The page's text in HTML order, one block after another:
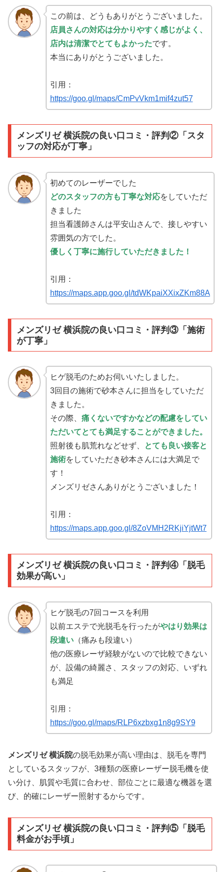
この前は、どうもありがとうございました。
店員さんの対応は分かりやすく感じがよく、
店内は清潔でとてもよかったです。
本当にありがとうございました。
引用：
https://goo.gl/maps/CmPvVkm1mif4zut57
メンズリゼ 横浜院の良い口コミ・評判②「スタ
ッフの対応が丁寧」
初めてのレーザーでした
どのスタッフの方も丁寧な対応をしていただ
きました
担当看護師さんは平安山さんで、接しやすい
雰囲気の方でした。
優しく丁寧に施行していただきました！
引用：
https://maps.app.goo.gl/tdWKpaiXXixZKm88A
メンズリゼ 横浜院の良い口コミ・評判③「施術
が丁寧」
ヒゲ脱毛のためお伺いいたしました。
3回目の施術で砂本さんに担当をしていただ
きました。
その際、 痛くないですかなどの配慮をしてい
ただいてとても満足することができました。
照射後も肌荒れなどせず、
とても良い接客と
施術をしていただき砂本さんには大満足で
す！
メンズリゼさんありがとうございました！
引用：
https://maps.app.goo.gl/8ZoVMH2RKjiYjtWt7
メンズリゼ 横浜院の良い口コミ・評判④「脱毛
効果が高い」
ヒゲ脱毛の7回コースを利用
以前エステで光脱毛を行ったがやはり効果は
段違い（痛みも段違い）
他の医療レーザ経験がないので比較できない
が、設備の綺麗さ、スタッフの対応、いずれ
も満足
引用：
https://goo.gl/maps/RLP6xzbxg1n8g9SY9
メンズリゼ 横浜院の脱毛効果が高い理由は、脱毛を専門
としているスタッフが、3種類の医療レーザー脱毛機を使
い分け、肌質や毛質に合わせ、部位ごとに最適な機器を選
び、的確にレーザー照射するからです。
メンズリゼ 横浜院の良い口コミ・評判⑤「脱毛
料金がお手頃」